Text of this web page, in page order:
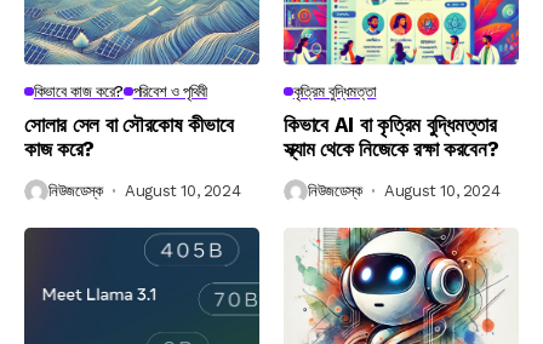
কিভাবে কাজ করে? পরিবেশ ও পৃথিবী
সোলার সেল বা সৌরকোষ কীভাবে
কাজ করে?
নিউজডেস্ক August 10, 2024
কৃত্রিম বুদ্ধিমত্তা
কিভাবে AI বা কৃত্রিম বুদ্ধিমত্তার
স্ক্যাম থেকে নিজেকে রক্ষা করবেন?
নিউজডেস্ক August 10, 2024